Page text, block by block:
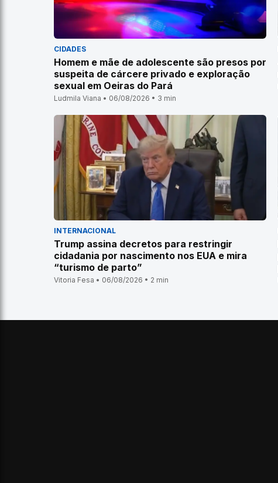
CIDADES
Homem e mãe de adolescente são presos por
suspeita de cárcere privado e exploração
sexual em Oeiras do Pará
Ludmila Viana • 06/08/2026 • 3 min
INTERNACIONAL
Trump assina decretos para restringir
cidadania por nascimento nos EUA e mira
“turismo de parto”
Vitoria Fesa • 06/08/2026 • 2 min